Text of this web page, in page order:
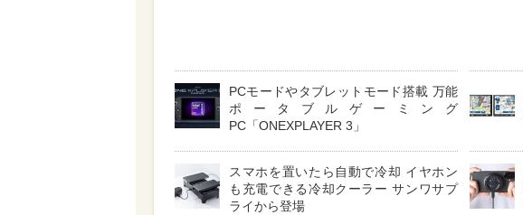
PCモードやタブレットモード搭載 万能
ポータブルゲーミング
PC「ONEXPLAYER 3」
スマホを置いたら自動で冷却 イヤホン
も充電できる冷却クーラー サンワサプ
ライから登場